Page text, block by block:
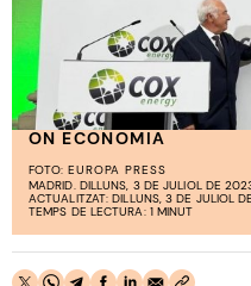
ON ECONOMIA
FOTO: EUROPA PRESS
MADRID. DILLUNS, 3 DE JULIOL DE
ACTUALITZAT: DILLUNS, 3 DE JULIOL
TEMPS DE LECTURA: 1 MINUT